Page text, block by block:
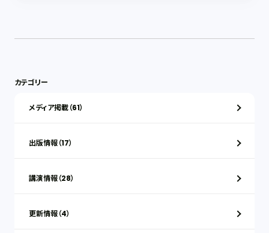
カテゴリー
メディア掲載（61）
出版情報（17）
講演情報（28）
更新情報（4）